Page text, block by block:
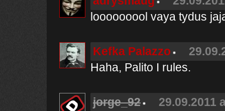
looooooool vaya tydus
Kefka Palazzo
Haha, Palito I rules.
jorge_92
29.09.2011